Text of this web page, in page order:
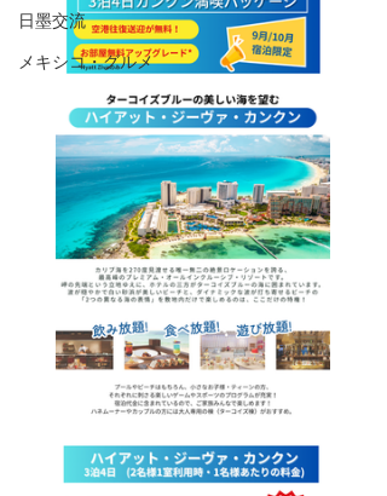
日墨交流
メキシコ・グルメ